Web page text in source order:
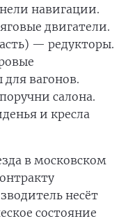
навигации.
двигатели.
— редукторы.
вагонов.
салона.
и кресла
в московском
несёт
состояние